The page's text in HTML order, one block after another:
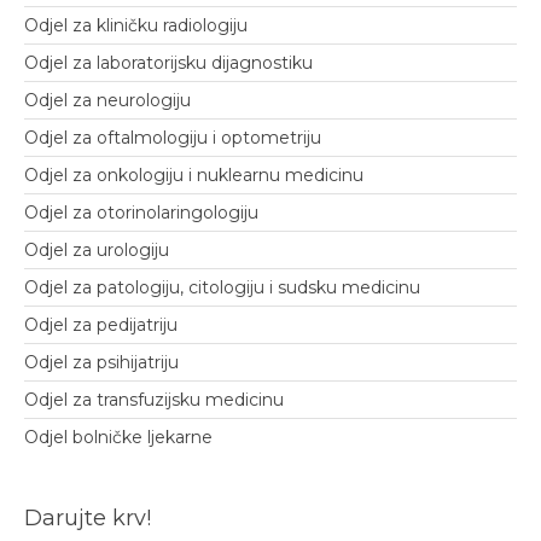
Odjel za kliničku radiologiju
Odjel za laboratorijsku dijagnostiku
Odjel za neurologiju
Odjel za oftalmologiju i optometriju
Odjel za onkologiju i nuklearnu medicinu
Odjel za otorinolaringologiju
Odjel za urologiju
Odjel za patologiju, citologiju i sudsku medicinu
Odjel za pedijatriju
Odjel za psihijatriju
Odjel za transfuzijsku medicinu
Odjel bolničke ljekarne
Darujte krv!